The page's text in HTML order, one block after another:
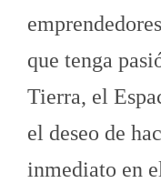
que tenga
Tierra, el
el deseo de
inmediato en